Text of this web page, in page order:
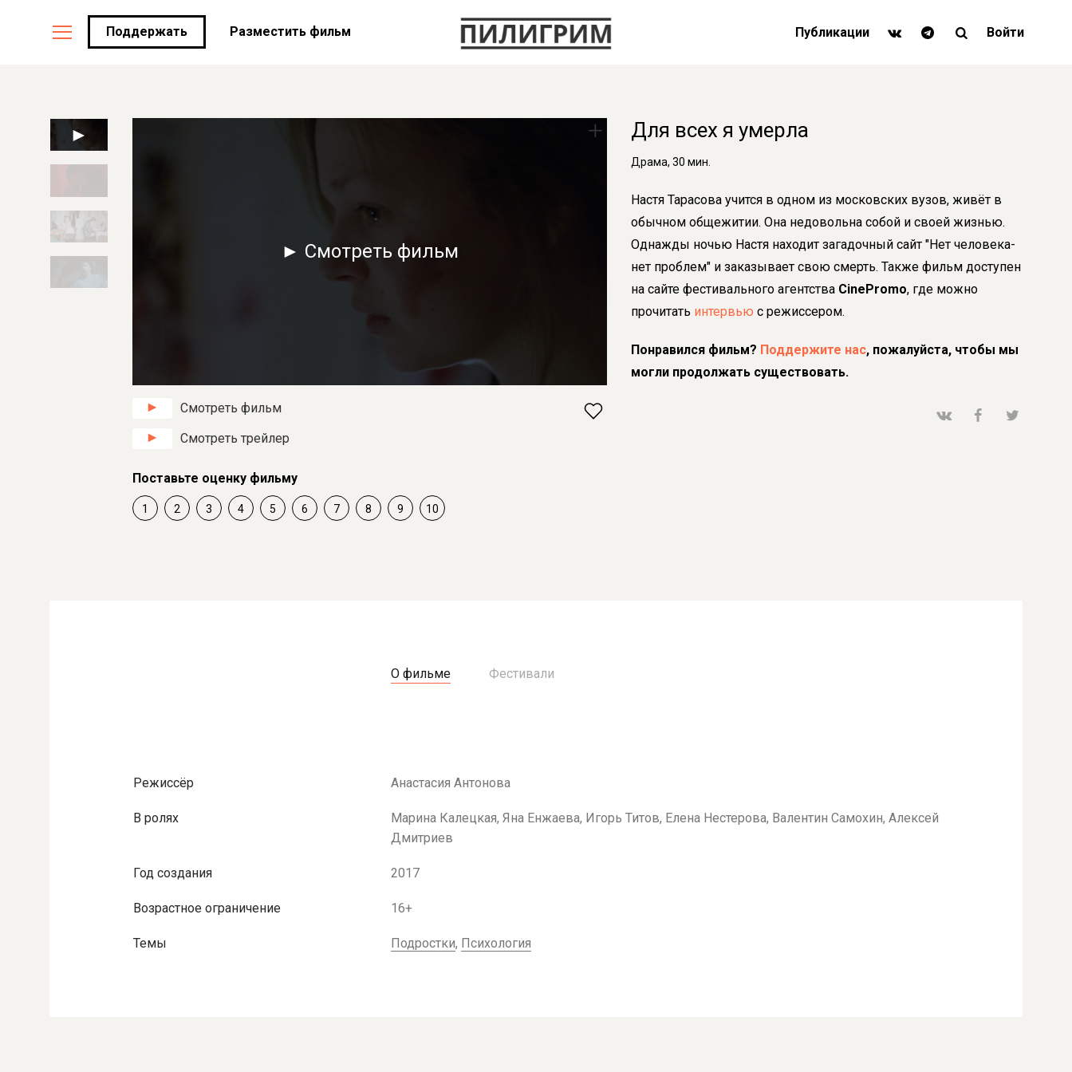
Поддержать Разместить фильм Публикации Войти
► Смотреть фильм
Смотреть фильм
Смотреть трейлер
Поставьте оценку фильму
1 2 3 4 5 6 7 8 9 10
Для всех я умерла
Драма, 30 мин.
Настя Тарасова учится в одном из московских вузов, живёт в
обычном общежитии. Она недовольна собой и своей жизнью.
Однажды ночью Настя находит загадочный сайт "Нет человека-
нет проблем" и заказывает свою смерть. Также фильм доступен
на сайте фестивального агентства CinePromo, где можно
прочитать интервью с режиссером.
Понравился фильм? Поддержите нас, пожалуйста, чтобы мы
могли продолжать существовать.
О фильме Фестивали
Режиссёр Анастасия Антонова
В ролях
Марина Калецкая, Яна Енжаева, Игорь Титов, Елена Нестерова, Валентин Самохин, Алексей
Дмитриев
Год создания 2017
Возрастное ограничение 16+
Темы Подростки, Психология